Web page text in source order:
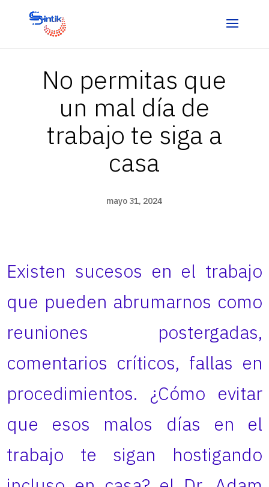
No permitas que
un mal día de
trabajo te siga a
casa
mayo 31, 2024
Existen sucesos en el trabajo
que pueden abrumarnos como
reuniones postergadas,
comentarios críticos, fallas en
procedimientos. ¿Cómo evitar
que esos malos días en el
trabajo te sigan hostigando